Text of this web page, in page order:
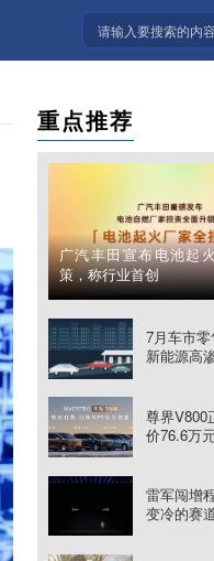
重点推荐
广汽丰田宣布电池起
策，称行业首创
7月车市零
新能源高
尊界V800
价76.6万
雷军闯增
变冷的赛